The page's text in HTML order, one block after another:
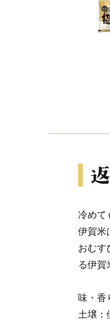
冷めて
伊賀米
おむす
る伊賀
味・香
土壌：